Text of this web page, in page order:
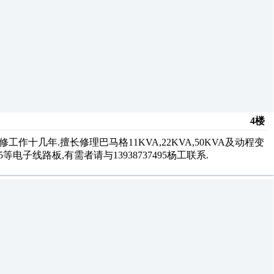
4楼
工作十几年.擅长修理巴马格11KVA,22KVA,50KVA及动程变
电子线路板,有需者请与13938737495杨工联系.